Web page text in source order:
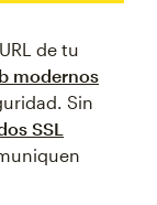
de tu
modernos
Sin
SSL